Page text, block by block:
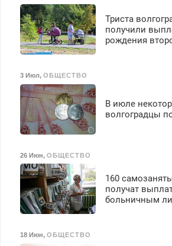
Триста
получили
рождения
3 Июл, ОБЩЕСТВО
В июле
волгоградцы
26 Июн, ОБЩЕСТВО
160
получат
больничным
18 Июн, ОБЩЕСТВО